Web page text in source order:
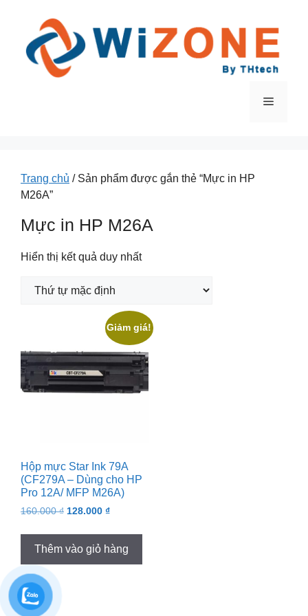
Menu
Trang chủ / Sản phẩm được gắn thẻ “Mực in HP
M26A”
Mực in HP M26A
Hiển thị kết quả duy nhất
Giảm giá!
Hộp mực Star Ink 79A
(CF279A – Dùng cho HP
Pro 12A/ MFP M26A)
160.000₫ Original
160.000 ₫.
128.000 ₫Current
128.000 ₫.
Thêm vào giỏ hàng